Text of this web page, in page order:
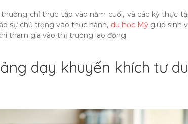
chỉ thực tập vào năm cuối, và các kỳ thực
sự chú trọng vào thực hành, du học Mỹgiúp sinh
tham gia vào thị trường lao động.
dạy khuyến khích tư